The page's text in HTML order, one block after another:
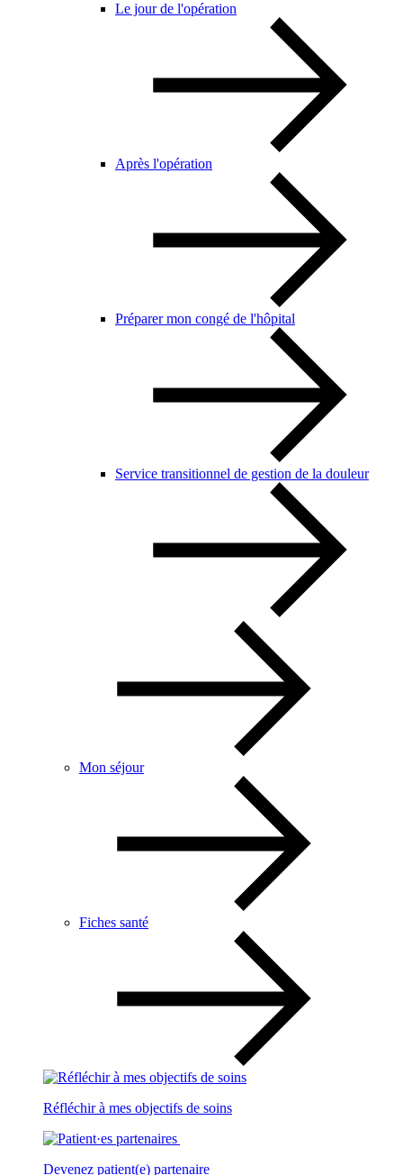
Le jour de l'opération
Après l'opération
Préparer mon congé de l'hôpital
Service transitionnel de gestion de la douleur
Mon séjour
Fiches santé
Réfléchir à mes objectifs de soins
Devenez patient(e) partenaire